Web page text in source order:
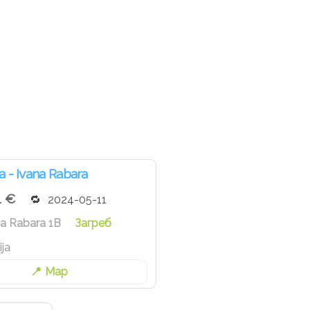
- Ivana Rabara
€
2024-05-11
Rabara 1B
Загреб
Map